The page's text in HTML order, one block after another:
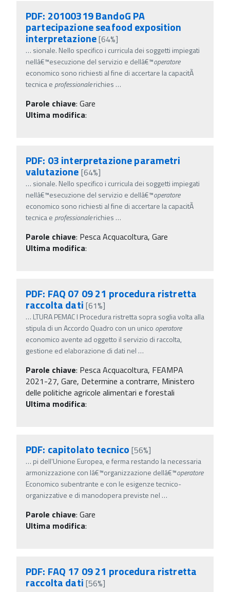
PDF: 20100319 BandoG PA
partecipazione seafood exposition
interpretazione[64%]
… sionale. Nello specifico i curricula dei soggetti impiegati
nellâ€™esecuzione del servizio e dellâ€™operatore
economico sono richiesti al fine di accertare la capacitÃ
tecnica e professionalerichies …
Parole chiave: Gare
Ultima modifica:
PDF: 03 interpretazione parametri
valutazione [64%]
… sionale. Nello specifico i curricula dei soggetti impiegati
nellâ€™esecuzione del servizio e dellâ€™operatore
economico sono richiesti al fine di accertare la capacitÃ
tecnica e professionalerichies …
Parole chiave: Pesca Acquacoltura, Gare
Ultima modifica:
PDF: FAQ 07 09 21 procedura ristretta
raccolta dati [61%]
… LTURA PEMAC I Procedura ristretta sopra soglia volta alla
stipula di un Accordo Quadro con un unico operatore
economico avente ad oggetto il servizio di raccolta,
gestione ed elaborazione di dati nel …
Parole chiave: Pesca Acquacoltura, FEAMPA
2021-27, Gare, Determine a contrarre, Ministero
delle politiche agricole alimentari e forestali
Ultima modifica:
PDF: capitolato tecnico [56%]
… pi dell'Unione Europea, e ferma restando la necessaria
armonizzazione con lâ€™organizzazione dellâ€™operatore
Economico subentrante e con le esigenze tecnico-
organizzative e di manodopera previste nel …
Parole chiave: Gare
Ultima modifica:
PDF: FAQ 17 09 21 procedura ristretta
raccolta dati [56%]